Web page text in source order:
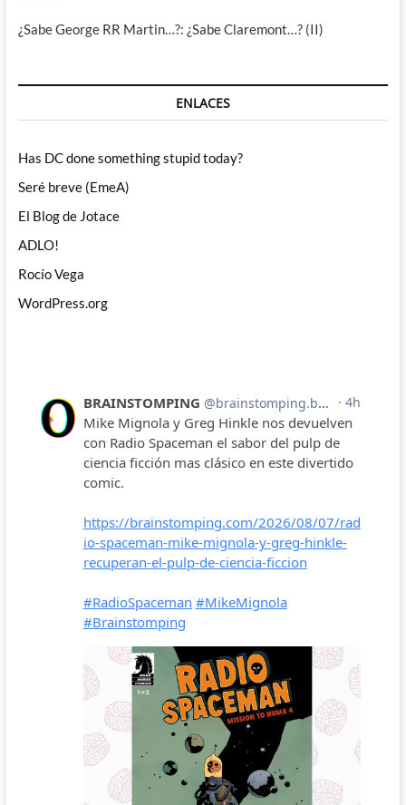
¿Sabe George RR Martin…?: ¿Sabe Claremont…? (II)
ENLACES
Has DC done something stupid today?
Seré breve (EmeA)
El Blog de Jotace
ADLO!
Rocío Vega
WordPress.org